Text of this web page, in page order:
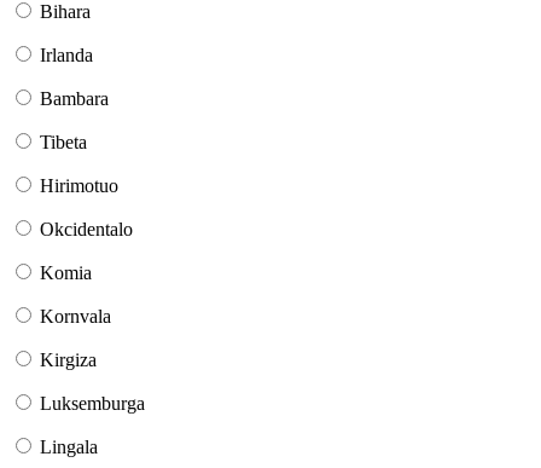
Bihara
Irlanda
Bambara
Tibeta
Hirimotuo
Okcidentalo
Komia
Kornvala
Kirgiza
Luksemburga
Lingala